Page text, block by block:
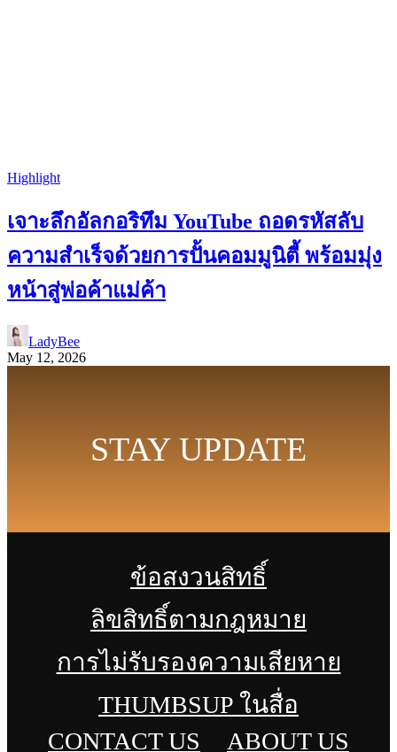
Highlight
เจาะลึกอัลกอริทึม YouTube ถอดรหัสลับ
ความสำเร็จด้วยการปั้นคอมมูนิตี้ พร้อมมุ่ง
หน้าสู่พ่อค้าแม่ค้า
LadyBee
May 12, 2026
STAY UPDATE
ข้อสงวนสิทธิ์
ลิขสิทธิ์ตามกฎหมาย
การไม่รับรองความเสียหาย
THUMBSUP ในสื่อ
CONTACT US
ABOUT US